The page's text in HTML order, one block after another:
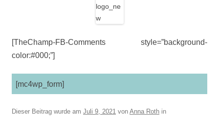
[TheChamp-FB-Comments style=”background-
color:#000;”]
[mc4wp_form]
Dieser Beitrag wurde am Juli 9, 2021 von Anna Roth in